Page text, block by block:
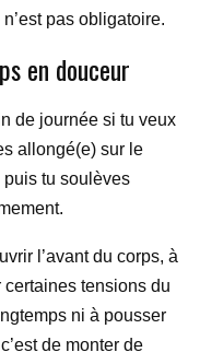
pas obligatoire.
en douceur
de journée si tu veux
allongé(e) sur le
tu soulèves
l’avant du corps, à
tensions du
ni à pousser
de monter de